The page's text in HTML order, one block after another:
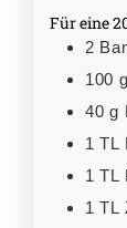
Für eine
2
100 g
40 g
1 TL
1 TL
1 TL